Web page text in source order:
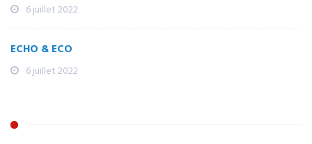
6 juillet 2022
ECHO & ECO
6 juillet 2022